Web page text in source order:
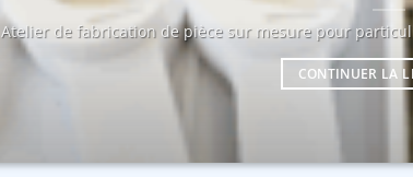
Atelier de fabrication de pièce sur mesure pour
CONTINUER LA